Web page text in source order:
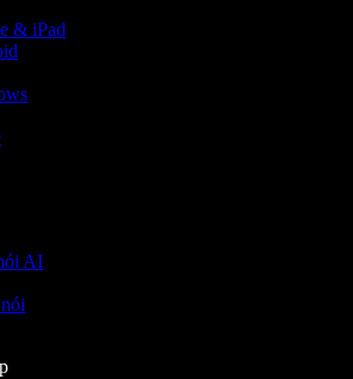
& iPad
AI